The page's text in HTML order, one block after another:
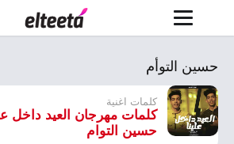
حسين التوأم
كلمات اغنية
كلمات مهرجان العيد داخل
حسين التوام